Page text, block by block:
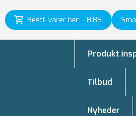
Bestil varer her – BIBS
Produkt
Tilbud
Nyheder